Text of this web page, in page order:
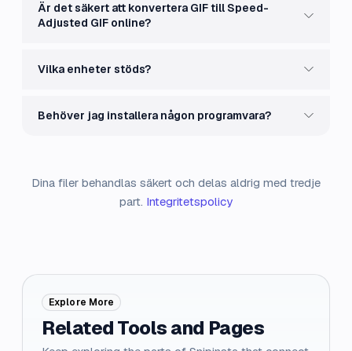
Är det säkert att konvertera GIF till Speed-
Adjusted GIF online?
Vilka enheter stöds?
Behöver jag installera någon programvara?
Dina filer behandlas säkert och delas aldrig med tredje
part. Integritetspolicy
Explore More
Related Tools and Pages